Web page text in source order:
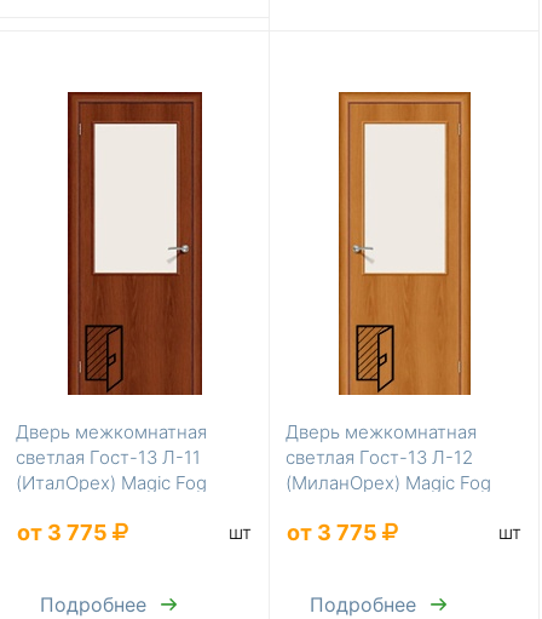
Дверь межкомнатная
светлая Гост-13 Л-11
(ИталОрех) Magic Fog
от 3 775 шт
Подробнее
Дверь межкомнатная
светлая Гост-13 Л-12
(МиланОрех) Magic Fog
от 3 775 шт
Подробнее